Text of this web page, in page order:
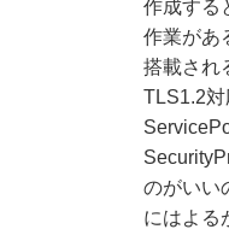
作成する
作業があ
搭載され
TLS1.2対
のがいい
にはよる